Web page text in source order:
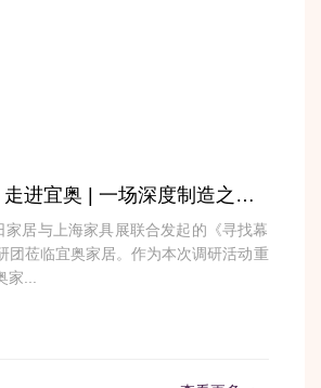
《幕后高手》走进宜奥 | 一场深度制造之旅，看见硬核协同力
家居与上海家具展联合发起的《寻找幕
团莅临宜奥家居。作为本次调研活动重
...